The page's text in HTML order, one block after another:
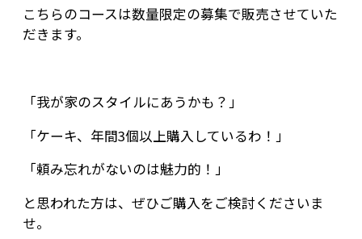
こちらのコースは数量限定の募集で販売させていた
だきます。
「我が家のスタイルにあうかも？」
「ケーキ、年間3個以上購入しているわ！」
「頼み忘れがないのは魅力的！」
と思われた方は、ぜひご購入をご検討くださいま
せ。